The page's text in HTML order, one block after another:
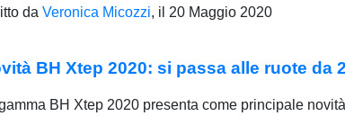
da Veronica Micozzi, il 20 Maggio 2020
BH Xtep 2020: si passa alle ruote da
BH Xtep 2020 presenta come principale